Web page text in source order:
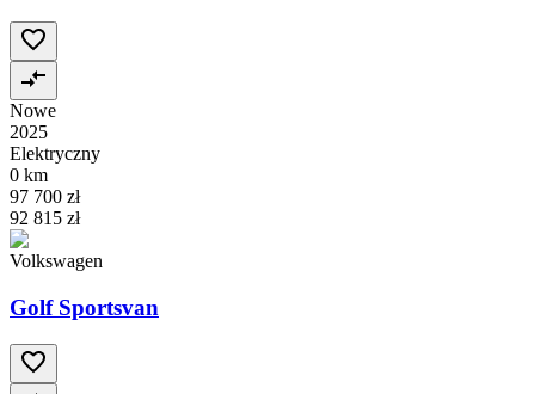
Nowe
2025
Elektryczny
0 km
97 700 zł
92 815 zł
Volkswagen
Golf Sportsvan